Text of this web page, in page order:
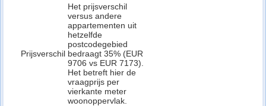
Prijsverschil
Het prijsverschil
versus andere
appartementen uit
hetzelfde
postcodegebied
bedraagt 35% (EUR
9706 vs EUR 7173).
Het betreft hier de
vraagprijs per
vierkante meter
woonoppervlak.